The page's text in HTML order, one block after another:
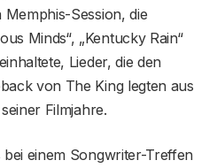
Session, die
Minds“, „Kentucky Rain“
Lieder, die den
von The King legten aus
Filmjahre.
einem Songwriter-Treffen